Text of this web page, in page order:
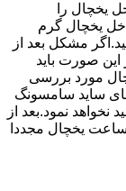
یخچال را
یخچال گرم
مشکل بعد از
صورت باید
مورد بررسی
ساید سامسونگ
نمود.بعد از
تعویض سنسور دمای یخچال،و بعد از گذشت 6 ساعت یخچال مجددا